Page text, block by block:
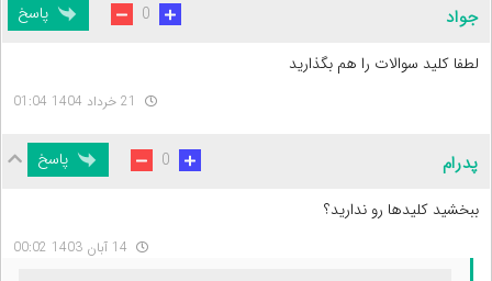
جواد
لطفا کلید سوالات را هم بگذارید
0 پاسخ
پدرام
ببخشید کلید‌ها رو ندارید؟
0 پاسخ